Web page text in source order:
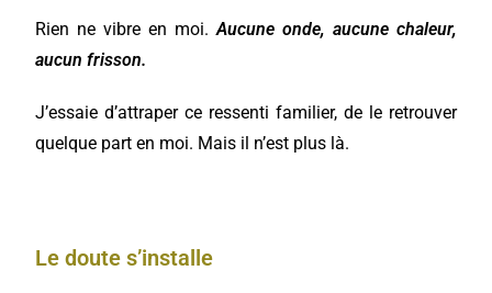
Rien ne vibre en moi. Aucune onde, aucune chaleur,
aucun frisson.
J’essaie d’attraper ce ressenti familier, de le retrouver
quelque part en moi. Mais il n’est plus là.
Le doute s’installe